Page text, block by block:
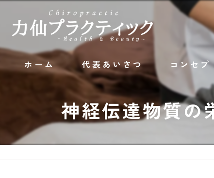
ホーム 代表あいさつ コンセプ
神経伝達物質の